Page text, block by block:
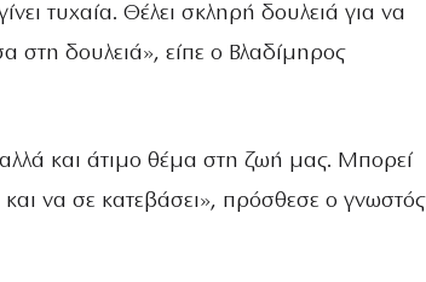
τυχαία. Θέλει σκληρή δουλειά για να
στη δουλειά», είπε ο Βλαδίμηρος
αλλά και άτιμο θέμα στη ζωή μας. Μπορεί
να σε κατεβάσει», πρόσθεσε ο γνωστός